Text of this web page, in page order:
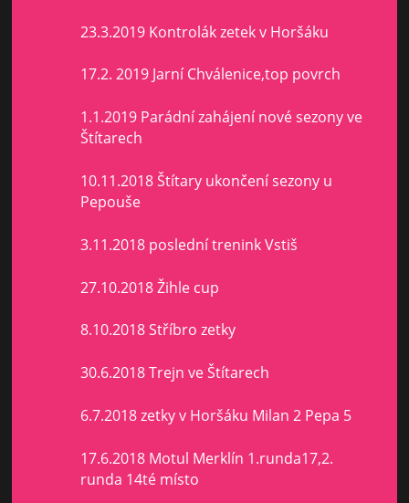
23.3.2019 Kontrolák zetek v Horšáku
17.2. 2019 Jarní Chválenice,top povrch
1.1.2019 Parádní zahájení nové sezony ve
Štítarech
10.11.2018 Štítary ukončení sezony u
Pepouše
3.11.2018 poslední trenink Vstiš
27.10.2018 Žihle cup
8.10.2018 Stříbro zetky
30.6.2018 Trejn ve Štítarech
6.7.2018 zetky v Horšáku Milan 2 Pepa 5
17.6.2018 Motul Merklín 1.runda17,2.
runda 14té místo